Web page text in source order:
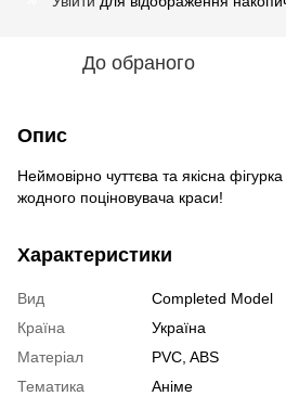
До обраного
Опис
Неймовірно чуттєва та якісна
жодного поціновувача краси!
Характеристики
Вид
Completed Model
Країна
Україна
Матеріал
PVC, ABS
Тематика
Аніме